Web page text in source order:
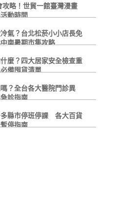
略！世貿一館臺灣漫畫
動時間
氣？台北松菸小小店長免
南暑期市集攻略
麼？四大居家安全檢查重
備囤貨清單
？全台各大醫院門診異
診指南
多縣市停班停課 各大百貨
停指南